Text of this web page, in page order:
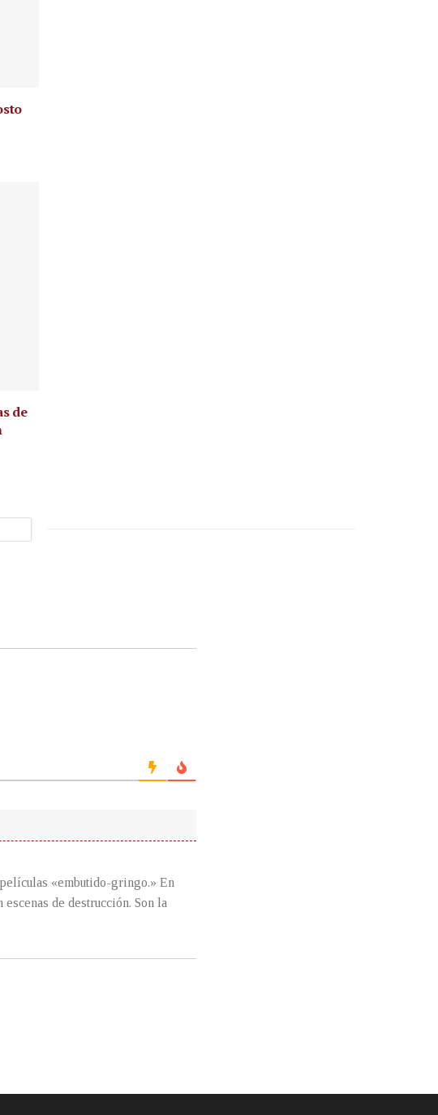
de
«embutido-gringo.» En
de destrucción. Son la